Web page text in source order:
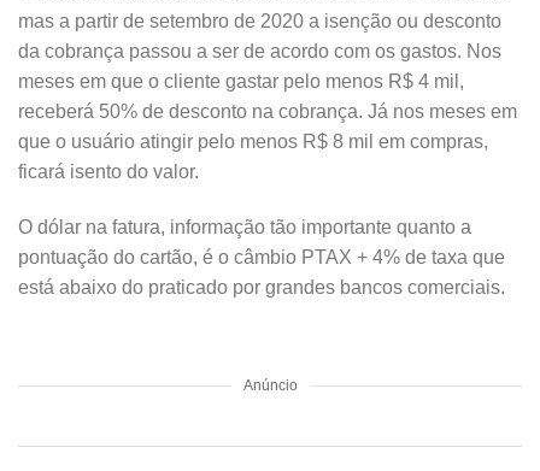
mas a partir de setembro de 2020 a isenção ou desconto
da cobrança passou a ser de acordo com os gastos. Nos
meses em que o cliente gastar pelo menos R$ 4 mil,
receberá 50% de desconto na cobrança. Já nos meses em
que o usuário atingir pelo menos R$ 8 mil em compras,
ficará isento do valor.
O dólar na fatura, informação tão importante quanto a
pontuação do cartão, é o câmbio PTAX + 4% de taxa que
está abaixo do praticado por grandes bancos comerciais.
Anúncio